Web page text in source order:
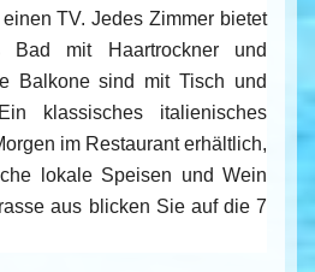
TV. Jedes Zimmer bietet
Bad mit Haartrockner und
Balkone sind mit Tisch und
klassisches italienisches
im Restaurant erhältlich,
lokale Speisen und Wein
aus blicken Sie auf die 7